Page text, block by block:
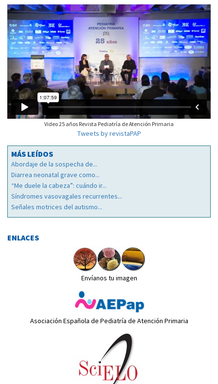
Video 25 años Revista Pediatría de Atención Primaria
Tweets by revistaPAP
MÁS LEÍDOS
Abordaje de la sospecha de...
Diarrea neonatal grave como...
“Me duele la cabeza”: cuándo ir...
Síndromes vasovagales recurrentes...
Señales motrices del autismo...
ENLACES
Envíanos tu imagen
Asociación Española de Pediatría de Atención Primaria